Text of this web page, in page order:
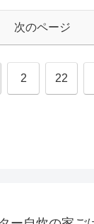
次のページ
2 22